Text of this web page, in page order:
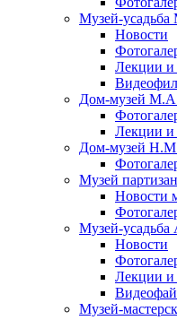
Музей-
Новости
Лекции и
Дом-музей
Лекции и
Дом-музей
Музей
Новости
Музей-усадьба
Новости
Лекции и
Музей-